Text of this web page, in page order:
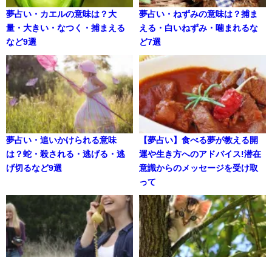
夢占い・カエルの意味は？大
量・大きい・なつく・捕まえる
など9選
夢占い・ねずみの意味は？捕ま
える・白いねずみ・噛まれるな
ど7選
夢占い・追いかけられる意味
は？蛇・殺される・逃げる・逃
げ切るなど9選
【夢占い】食べる夢が教える開
運や生き方へのアドバイス!潜在
意識からのメッセージを受け取
って